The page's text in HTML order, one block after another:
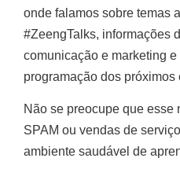
onde falamos sobre temas
#ZeengTalks, informações
comunicação e marketing
programação dos próximos
Não se preocupe que esse
SPAM ou vendas de
ambiente saudável de